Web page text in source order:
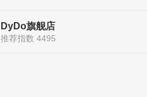
DyDo旗舰店
推荐指数 4495